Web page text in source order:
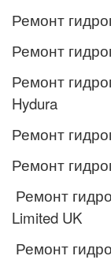
Ремонт
Ремонт
Ремонт
Hydura
Ремонт
Ремонт
Ремонт
Limited UK
Ремонт